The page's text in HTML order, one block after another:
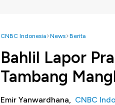
CNBC Indonesia News Berita
Bahlil Lapor
Tambang
Emir Yanwardhana, CNBC